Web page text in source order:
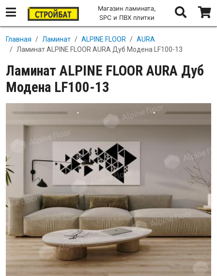
Магазин ламината,
SPC и ПВХ плитки
Главная Ламинат ALPINE FLOOR
AURA
Ламинат ALPINE FLOOR AURA Дуб Модена LF100-13
Ламинат ALPINE FLOOR AURA Дуб
Модена LF100-13